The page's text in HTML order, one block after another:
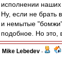
исполнении
Ну, если не брать
и немытые
подобное. Но это,
Mike Lebedev -